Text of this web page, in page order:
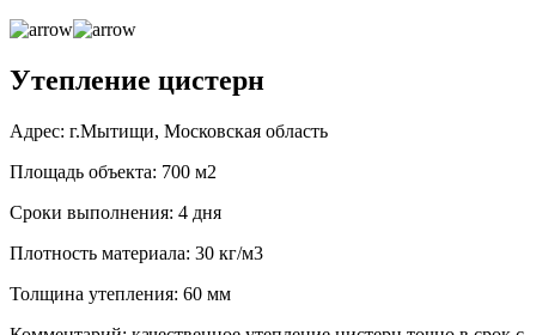
Утепление цистерн
Адрес: г.Мытищи, Московская область
Площадь объекта: 700 м2
Сроки выполнения: 4 дня
Плотность материала: 30 кг/м3
Толщина утепления: 60 мм